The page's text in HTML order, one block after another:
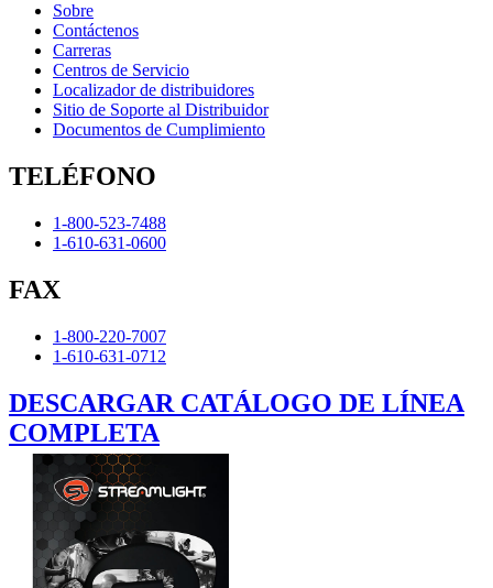
Sobre
Contáctenos
Carreras
Centros de Servicio
Localizador de distribuidores
Sitio de Soporte al Distribuidor
Documentos de Cumplimiento
TELÉFONO
1-800-523-7488
1-610-631-0600
FAX
1-800-220-7007
1-610-631-0712
DESCARGAR CATÁLOGO DE LÍNEA
COMPLETA